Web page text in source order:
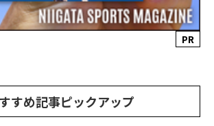
PR
すめ記事ピックアップ